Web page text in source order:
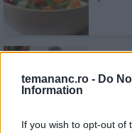
temananc.ro - Do
Information
If you wish to opt-out of